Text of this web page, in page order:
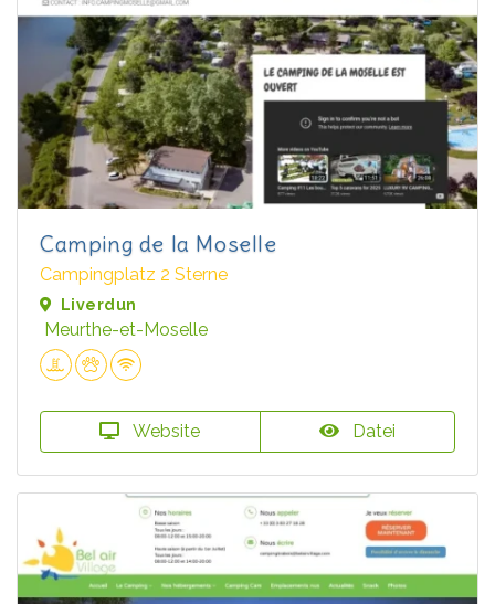
Camping de la Moselle
Campingplatz 2 Sterne
Liverdun
Meurthe-et-Moselle
Website Datei